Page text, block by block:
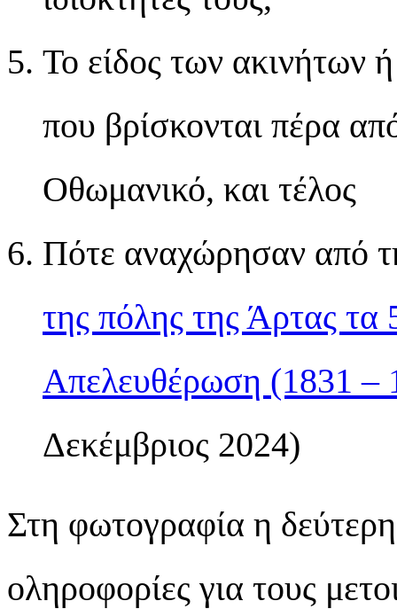
Το είδος των ακινήτων
που βρίσκονται πέρα
Οθωμανικό, και τέλος
Πότε αναχώρησαν από
της πόλης της Άρτας τα
Απελευθέρωση (1831 –
Δεκέμβριος 2024)
Στη φωτογραφία η
οληροφορίες για τους